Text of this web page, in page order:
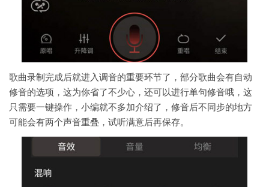
歌曲录制完成后就进入调音的重要环节了，部分歌曲会有自动
修音的选项，这为你省了不少心，还可以进行单句修音哦，这
只需要一键操作，小编就不多加介绍了，修音后不同步的地方
可能会有两个声音重叠，试听满意后再保存。